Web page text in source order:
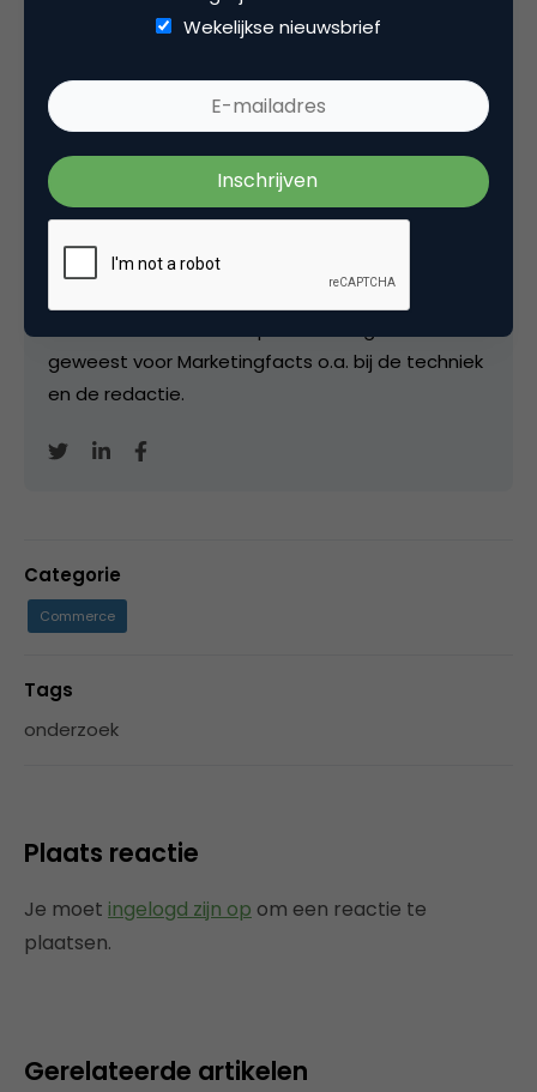
leiding aan. Was daarna één van de drivers van
2012 resulterend in eennummer 1 notering in de
Social Media Monitorvan Social Embassy.
Werkzaam geweest bij Corporate
Communications van
ING Groep
niveau. Momenteel Product owner chatbot bij
geweest voor Marketingfacts o.a. bij de techniek
en de redactie.
Categorie
Commerce
Tags
onderzoek
Plaats reactie
Je moet ingelogd zijn op om een reactie te
plaatsen.
Gerelateerde artikelen
Wekelijkse nieuwsbrief